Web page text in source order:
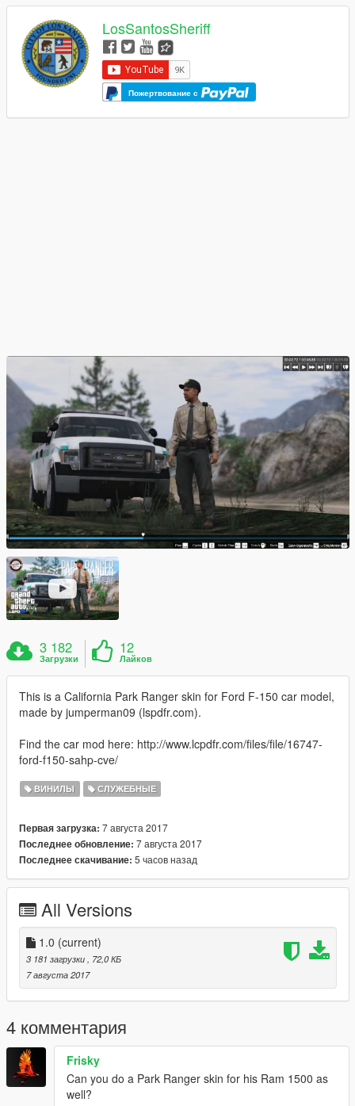
LosSantosSheriff
Пожертвование с
3 182
Загрузки
12
Лайков
This is a California Park Ranger skin for Ford F-150 car model,
made by jumperman09 (lspdfr.com).
Find the car mod here: http://www.lcpdfr.com/files/file/16747-
ford-f150-sahp-cve/
ВИНИЛЫ СЛУЖЕБНЫЕ
Первая загрузка: 7 августа 2017
Последнее обновление: 7 августа 2017
Последнее скачивание: 5 часов назад
All Versions
1.0 (current)
3 181 загрузки
, 72,0 КБ
7 августа 2017
4 комментария
Frisky
Can you do a Park Ranger skin for his Ram 1500 as
well?